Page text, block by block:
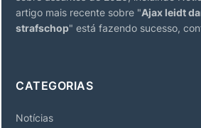
artigo mais recente sobre "Ajax leidt
strafschop" está fazendo sucesso,
CATEGORIAS
Notícias